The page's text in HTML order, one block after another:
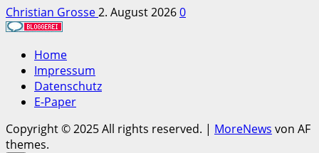
Christian Grosse2. August 20260
Home
Impressum
Datenschutz
E-Paper
Copyright © 2025 All rights reserved. | MoreNews von AF
themes.